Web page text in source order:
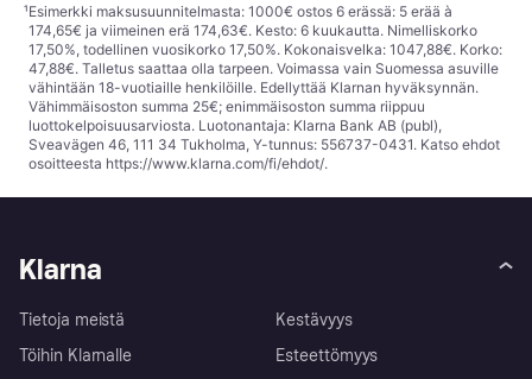
¹Esimerkki maksusuunnitelmasta: 1000€ ostos 6 erässä: 5 erää à
174,65€ ja viimeinen erä 174,63€. Kesto: 6 kuukautta. Nimelliskorko
17,50%, todellinen vuosikorko 17,50%. Kokonaisvelka: 1047,88€. Korko:
47,88€. Talletus saattaa olla tarpeen. Voimassa vain Suomessa asuville
vähintään 18-vuotiaille henkilöille. Edellyttää Klarnan hyväksynnän.
Vähimmäisoston summa 25€; enimmäisoston summa riippuu
luottokelpoisuusarviosta. Luotonantaja: Klarna Bank AB (publ),
Sveavägen 46, 111 34 Tukholma, Y-tunnus: 556737-0431. Katso ehdot
osoitteesta https://www.klarna.com/fi/ehdot/.
Klarna
Tietoja meistä
Töihin Klarnalle
Kestävyys
Esteettömyys